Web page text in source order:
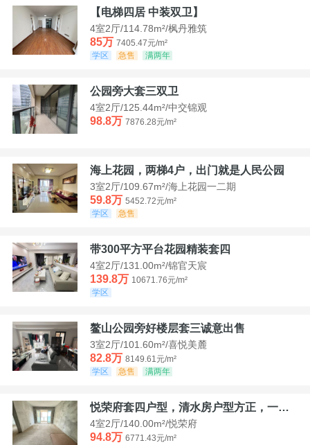
【电梯四居 中装双卫】
4室2厅/114.78m²/枫丹雅筑
85万 7405.47元/m²
学区
急售 满两年
公园旁大套三双卫
4室2厅/125.44m²/中交锦观
98.8万 7876.28元/m²
海上花园，两梯4户，出门就是人民公园
3室2厅/109.67m²/海上花园一二期
59.8万 5452.72元/m²
学区
急售
带300平方平台花园精装套四
4室2厅/131.00m²/锦官天宸
139.8万 10671.76元/m²
学区
鳌山公园旁好楼层套三诚意出售
3室2厅/101.60m²/喜悦美麓
82.8万 8149.61元/m²
学区
急售 满两年
悦荣府套四户型，清水房户型方正，一口价94，8
4室2厅/140.00m²/悦荣府
94.8万 6771.43元/m²